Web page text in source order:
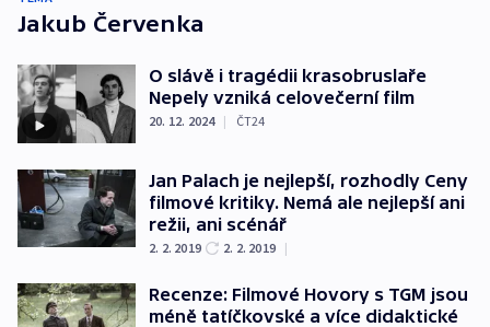
Jakub Červenka
O slávě i tragédii krasobruslaře
Nepely vzniká celovečerní film
20. 12. 2024 | ČT24
Jan Palach je nejlepší, rozhodly Ceny
filmové kritiky. Nemá ale nejlepší ani
režii, ani scénář
2. 2. 2019 2. 2. 2019 |
Recenze: Filmové Hovory s TGM jsou
méně tatíčkovské a více didaktické